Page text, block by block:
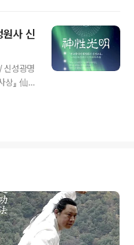
하늘에
地理堪
관련합
개강연
향하며
. 출처1.
사 신
신성광명
상』 仙
(光明)
)이며,
하신 빛
明)이
재단법
집을 금